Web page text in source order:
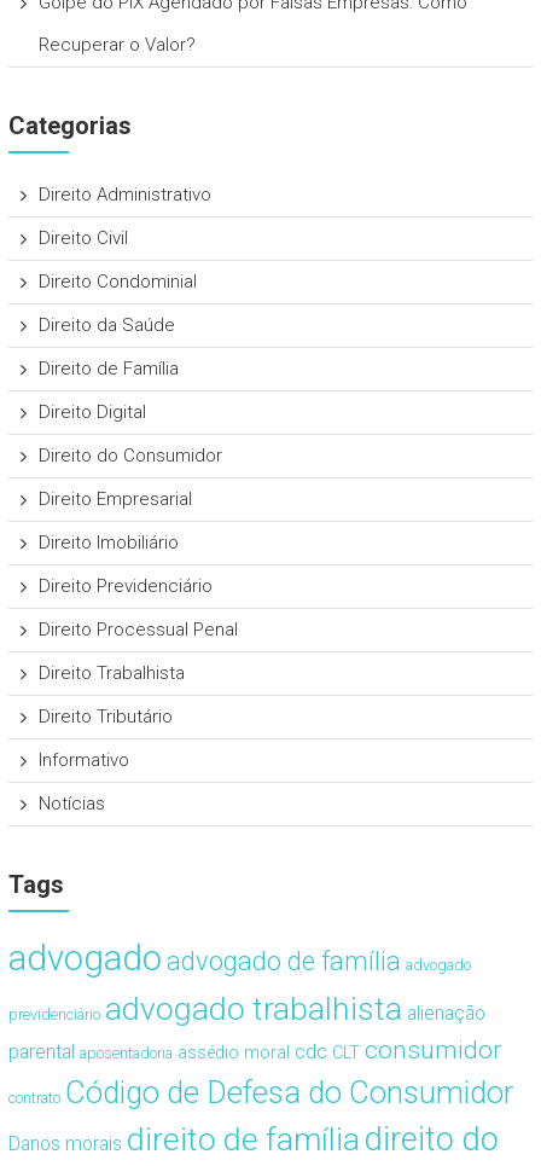
Recuperar o Valor?
Categorias
Direito Administrativo
Direito Civil
Direito Condominial
Direito da Saúde
Direito de Família
Direito Digital
Direito do Consumidor
Direito Empresarial
Direito Imobiliário
Direito Previdenciário
Direito Processual Penal
Direito Trabalhista
Direito Tributário
Informativo
Notícias
Tags
advogado advogado de família advogado
previdenciário advogado trabalhista alienação
parental aposentadoria assédio moral cdc CLT consumidor
contrato Código de Defesa do Consumidor
Danos morais direito de famíliadireito do